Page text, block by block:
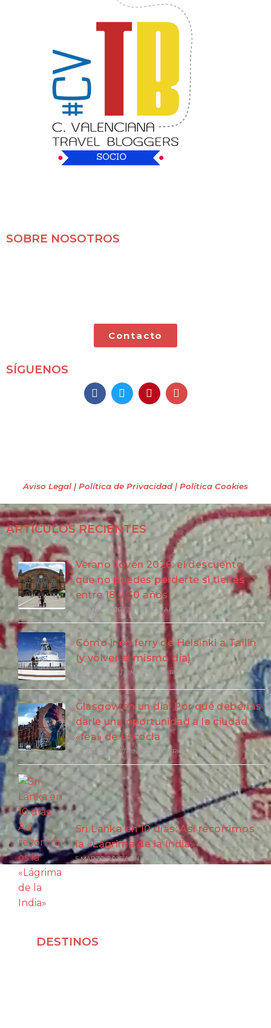
SOBRE NOSOTROS
Contacto
SÍGUENOS
Aviso Legal | Política de Privacidad | Política Cookies
ARTÍCULOS RECIENTES
Verano Joven 2026: el descuento
que no puedes perderte si tienes
entre 18 y 30 años
18 JUNIO, 2026 / 32 COMENTARIOS
Cómo ir en ferry de Helsinki a Tallin
(y volver el mismo día)
3 JUNIO, 2026 / SIN COMENTARIOS
Glasgow en un día: Por qué deberías
darle una oportunidad a la ciudad
«fea» de Escocia
27 ABRIL, 2026 / SIN COMENTARIOS
Sri Lanka en 10 días: Así recorrimos
la «Lágrima de la India»
5 MARZO, 2026 / SIN COMENTARIOS
DESTINOS